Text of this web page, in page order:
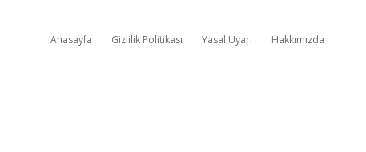
Anasayfa Gizlilik Politikası Yasal Uyarı Hakkımızda